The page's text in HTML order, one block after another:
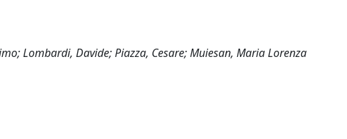
Lombardi, Davide; Piazza, Cesare; Muiesan, Maria Lorenza